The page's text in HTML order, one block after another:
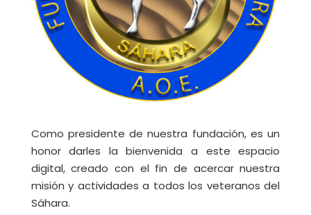
Como presidente de nuestra fundación, es un
honor darles la bienvenida a este espacio
digital, creado con el fin de acercar nuestra
misión y actividades a todos los veteranos del
Sáhara.